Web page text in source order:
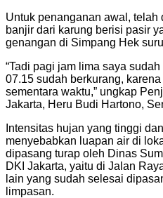
Untuk penanganan awal,
banjir dari karung berisi pasir
genangan di Simpang Hek
“Tadi pagi jam lima saya
07.15 sudah berkurang,
sementara waktu,” ungkap
Jakarta, Heru Budi Hartono,
Intensitas hujan yang tinggi
menyebabkan luapan air di
dipasang turap oleh Dinas
DKI Jakarta, yaitu di Jalan
lain yang sudah selesai
limpasan.